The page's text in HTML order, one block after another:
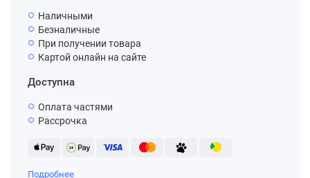
Наличными
Безналичные
При получении товара
Картой онлайн на сайте
Доступна
Оплата частями
Рассрочка
Подробнее